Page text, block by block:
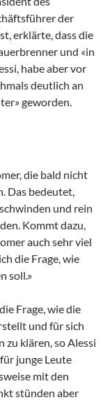
der
erklärte, dass die
und «in
habe aber vor
deutlich an
geworden.
die bald nicht
Das bedeutet,
und rein
Kommt dazu,
auch sehr viel
die Frage, wie
soll.»
Frage, wie die
und für sich
zu klären, so Alessi
junge Leute
mit den
stünden aber